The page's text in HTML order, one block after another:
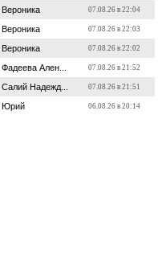
Вероника 07.08.26 в 22:04
Вероника 07.08.26 в 22:03
Вероника 07.08.26 в 22:02
Фадеева Ален... 07.08.26 в 21:52
Салий Надежд... 07.08.26 в 21:51
Юрий 06.08.26 в 20:14